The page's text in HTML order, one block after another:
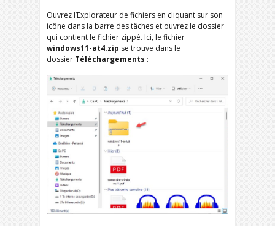
Ouvrez l’Explorateur de fichiers en cliquant sur son
icône dans la barre des tâches et ouvrez le dossier
qui contient le fichier zippé. Ici, le fichier
windows11-at4.zip se trouve dans le
dossier Téléchargements :